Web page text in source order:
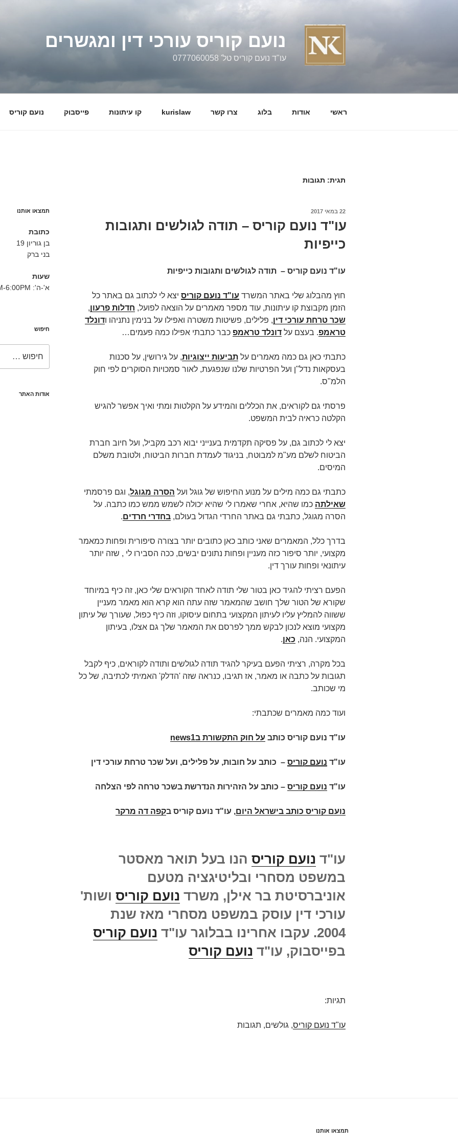
נועם קוריס עורכי דין ומגשרים
עו"ד נועם קוריס טל' 0777060058
ראשי אודות בלוג צרו קשר kurislaw קו עיתונות פייסבוק נועם קוריס
תגית: תגובות
פורסם
22 במאי 2017
עו"ד נועם קוריס – תודה לגולשים ותגובות
כייפיות
עו"ד נועם קוריס – תודה לגולשים ותגובות כייפיות
חוץ מהבלוג שלי באתר המשרד עו"ד נועם קוריס יצא לי לכתוב גם באתר כל
הזמן מקבוצת קו עיתונות, עוד מספר מאמרים על הוצאה לפועל, חדלות פרעון,
שכר טרחת עורכי דין, פלילים, פשיטות משטרה ואפילו על בנימין נתניהו ודונלד
טראמפ. בעצם על דונלד טראמפ כבר כתבתי אפילו כמה פעמים…
כתבתי כאן גם כמה מאמרים על תביעות ייצוגיות, על גירושין, על סכנות
בעסקאות נדל"ן ועל הפרטיות שלנו שנפגעת, לאור סמכויות הסוקרים לפי חוק
הלמ"ס.
פרסתי גם לקוראים, את הכללים והמידע על הקלטות ומתי ואיך אפשר להגיש
הקלטה כראיה לבית המשפט.
יצא לי לכתוב גם, על פסיקה תקדמית בענייני יבוא רכב מקביל, ועל חיוב חברת
הביטוח לשלם מע"מ למבוטח, בניגוד לעמדת חברות הביטוח, ולטובת משלם
המיסים.
כתבתי גם כמה מילים על מנוע החיפוש של גוגל ועל הסרה מגוגל, וגם פרסמתי
שאילתה כמו שהיא, אחרי שאמרו לי שהיא יכולה לשמש ממש כמו כתבה. על
הסרה מגוגל, כתבתי גם באתר החרדי הגדול בעולם, בחדרי חרדים.
בדרך כלל, המאמרים שאני כותב כאן כתובים יותר בצורה סיפורית ופחות כמאמר
מקצועי, יותר סיפור כזה מעניין ופחות נתונים יבשים, ככה הסבירו לי , שזה יותר
עיתונאי ופחות עורך דין.
הפעם רציתי להגיד כאן בטור שלי תודה לאחד הקוראים שלי כאן, זה כיף במיוחד
שקורא של הטור שלך חושב שהמאמר שזה עתה הוא קרא הוא מאמר מעניין
ששווה להמליץ עליו לעיתון המקצועי בתחום עיסוקו, וזה כיף כפול, שעורך של עיתון
מקצועי מוצא לנכון לבקש ממך לפרסם את המאמר שלך גם אצלו, בעיתון
המקצועי. הנה, כאן.
בכל מקרה, רציתי הפעם בעיקר להגיד תודה לגולשים ותודה לקוראים, כיף לקבל
תגובות על כתבה או מאמר, אז תגיבו, כנראה שזה 'הדלק' האמיתי לכתיבה, של כל
מי שכותב.
ועוד כמה מאמרים שכתבתי:
עו"ד נועם קוריס כותב על חוק התקשורת בnews1
עו"ד נועם קוריס – כותב על חובות, על פלילים, ועל שכר טרחת עורכי דין
עו"ד נועם קוריס – כותב על הזהירות הנדרשת בשכר טרחה לפי הצלחה
נועם קוריס כותב בישראל היום, עו"ד נועם קוריס בקפה דה מרקר
עו"ד נועם קוריס הנו בעל תואר מאסטר
במשפט מסחרי ובליטיגציה מטעם
אוניברסיטת בר אילן, משרד נועם קוריס ושות'
עורכי דין עוסק במשפט מסחרי מאז שנת
2004. עקבו אחרינו בבלוגר עו"ד
נועם קוריס
בפייסבוק, עו"ד נועם קוריס
תגיות:
עו"ד נועם קוריס, גולשים, תגובות
תמצאו אותנו
כתובת
בן גוריון 19
בני ברק
שעות
א'-ה': 8:30AM-6:00PM
חיפוש
אודות האתר
תמצאו אותנו